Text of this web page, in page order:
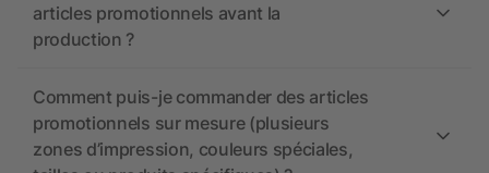
articles promotionnels avant la
production ?
Comment puis-je commander des articles
promotionnels sur mesure (plusieurs
zones d’impression, couleurs spéciales,